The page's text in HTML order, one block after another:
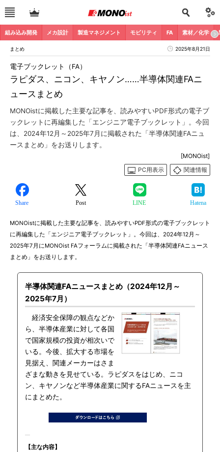
組み込み開発 メカ設計 製造マネジメント モビリティ FA 素材／化学
まとめ 2025年8月21日
ラピダス、ニコン、キヤノン……半導体関連FAニ
ュースまとめ
電子ブックレット（FA）
MONOistに掲載した主要な記事を、読みやすいPDF形式の電子ブ
ックレットに再編集した「エンジニア電子ブックレット」。今回
は、2024年12月～2025年7月に掲載された「半導体関連FAニュ
ースまとめ」をお送りします。
[MONOist]
PC用表示
関連情報
Share Post LINE Hatena
MONOistに掲載した主要な記事を、読みやすいPDF形式の電子ブックレット
に再編集した「エンジニア電子ブックレット」。今回は、2024年12月～
2025年7月にMONOist FAフォーラムに掲載された「半導体関連FAニュース
まとめ」をお送りします。
半導体関連FAニュースまとめ（2024年12月～
2025年7月）
経済安全保障の観点などか
ら、半導体産業に対して各国
で国家規模の投資が相次いで
いる。今後、拡大する市場を
見据え、関連メーカーはさま
ざまな動きを見せている。ラピダスをはじめ、ニコ
ン、キヤノンなど半導体産業に関するFAニュースを主
にまとめた。
【主な内容】